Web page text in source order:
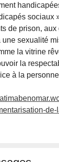
sociaux
de prison,
une sexualité
la vitrine
la
à la